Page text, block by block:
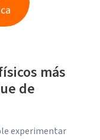
más
de
experimentar